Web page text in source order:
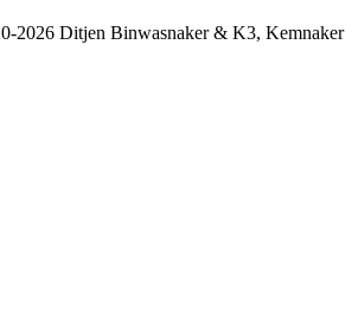
2026 Ditjen Binwasnaker & K3, Kemnaker